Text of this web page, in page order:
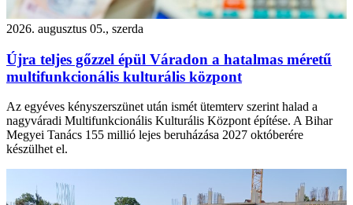
2026. augusztus 05., szerda
Újra teljes gőzzel épül Váradon a hatalmas méretű
multifunkcionális kulturális központ
Az egyéves kényszerszünet után ismét ütemterv szerint halad a
nagyváradi Multifunkcionális Kulturális Központ építése. A Bihar
Megyei Tanács 155 millió lejes beruházása 2027 októberére
készülhet el.